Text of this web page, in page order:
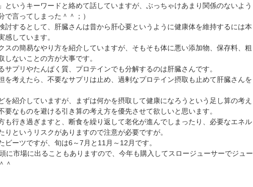
というキーワードと絡めて話していますが、ぶっちゃけあまり関係のないよう
言ってしまった＾＾；）
討するとして、肝臓さんは昔から肝心要というように健康体を維持するには本
感しています。
スの簡易なやり方を紹介していますが、そもそも体に悪い添加物、保存料、粗
しないことの方が大事です。
サプリやたんぱく質、プロテインでも分解するのは肝臓さんです。
を考えたら、不要なサプリは止め、過剰なプロテイン摂取も止めて肝臓さんを
を紹介していますが、まずは何かを摂取して健康になろうという足し算の考え
要なものを避ける引き算の考え方を優先させて欲しいと思います。
も行き過ぎますと、断食を繰り返して老化が進んでしまったり、必要なエネル
りというリスクがありますので注意が必要ですが。
ビーツですが、旬は6～7月と11月～12月です。
に市場に出ることもありますので、今年も購入してスロージューサーでジュー
＾